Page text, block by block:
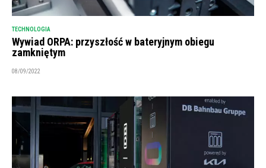
TECHNOLOGIA
Wywiad ORPA: przyszłość w bateryjnym obiegu
zamkniętym
08/09/2022